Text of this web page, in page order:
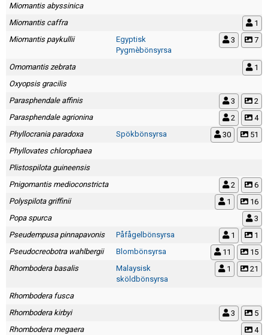
Miomantis abyssinica
Miomantis caffra
1
Miomantis paykullii
Egyptisk
Pygmèbönsyrsa
7
3
Omomantis zebrata
1
Oxyopsis gracilis
Parasphendale affinis
2
3
Parasphendale agrionina
4
2
Phyllocrania paradoxa
Spökbönsyrsa 51
30
Phyllovates chlorophaea
Plistospilota guineensis
Pnigomantis medioconstricta
6
2
Polyspilota griffinii
16
1
Popa spurca
3
Pseudempusa pinnapavonis
Påfågelbönsyrsa 1
1
Pseudocreobotra wahlbergii
Blombönsyrsa 15
11
Rhombodera basalis
Malaysisk
sköldbönsyrsa
21
1
Rhombodera fusca
Rhombodera kirbyi
5
3
Rhombodera megaera
4